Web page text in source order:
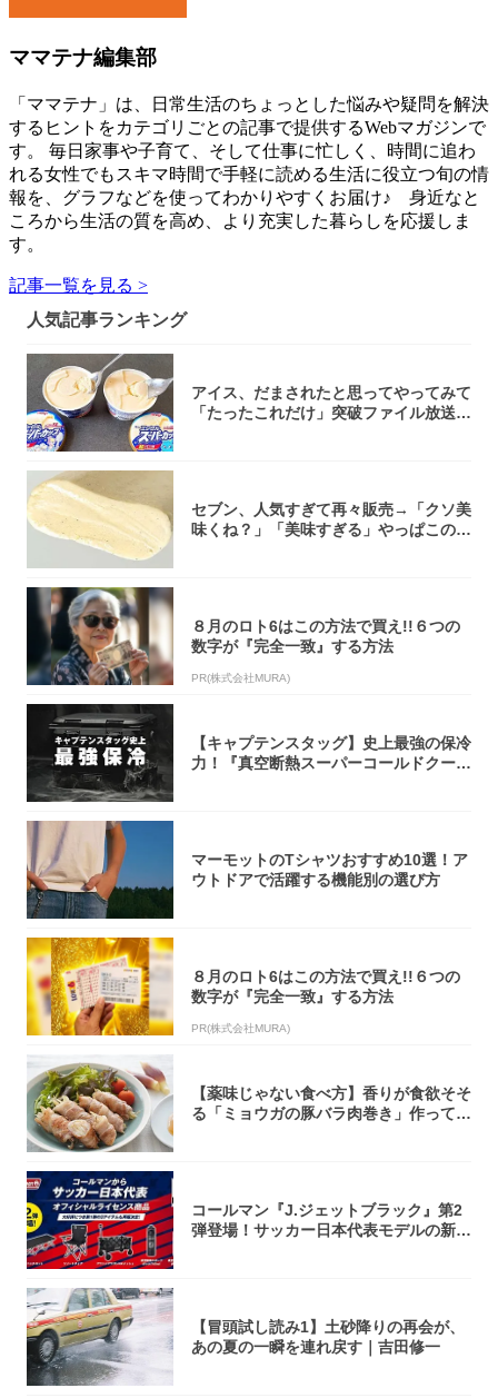
ママテナ編集部
「ママテナ」は、日常生活のちょっとした悩みや疑問を解決
するヒントをカテゴリごとの記事で提供するWebマガジンで
す。 毎日家事や子育て、そして仕事に忙しく、時間に追わ
れる女性でもスキマ時間で手軽に読める生活に役立つ旬の情
報を、グラフなどを使ってわかりやすくお届け♪ 身近なと
ころから生活の質を高め、より充実した暮らしを応援しま
す。
記事一覧を見る >
人気記事ランキング
アイス、だまされたと思ってやってみて
「たったこれだけ」突破ファイル放送で
セブン、人気すぎて再々販売→「クソ美
味くね？」「美味すぎる」やっぱこのク
８月のロト6はこの方法で買え!!６つの
数字が『完全一致』する方法
PR(株式会社MURA)
【キャプテンスタッグ】史上最強の保冷
力！『真空断熱スーパーコールドクーラ
マーモットのTシャツおすすめ10選！ア
ウトドアで活躍する機能別の選び方
８月のロト6はこの方法で買え!!６つの
数字が『完全一致』する方法
PR(株式会社MURA)
【薬味じゃない食べ方】香りが食欲そそ
る「ミョウガの豚バラ肉巻き」作ってみ
コールマン『J.ジェットブラック』第2
弾登場！サッカー日本代表モデルの新作
【冒頭試し読み1】土砂降りの再会が、
あの夏の一瞬を連れ戻す｜吉田修一